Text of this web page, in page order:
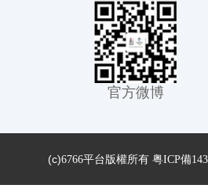
官方微博
(c)6766平台版權所有 粤ICP備